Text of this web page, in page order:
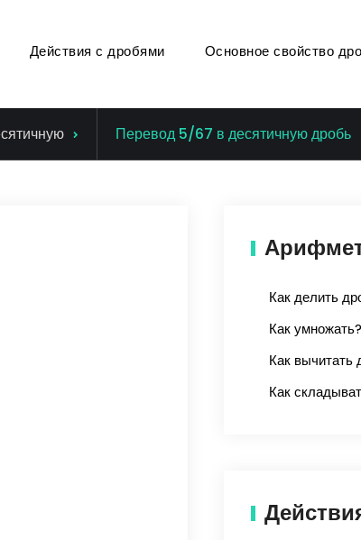
Действия с дробями Основное свойство
Перевод 5/67 в десятичную дробь
Как делить
Как умножать?
Как вычитать
Как